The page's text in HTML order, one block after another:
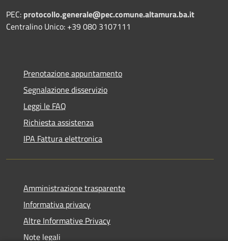
PEC: protocollo.generale@pec.comune.altamura.ba.it
Centralino Unico: +39 080 3107111
Prenotazione appuntamento
Segnalazione disservizio
Leggi le FAQ
Richiesta assistenza
IPA Fattura elettronica
Amministrazione trasparente
Informativa privacy
Altre Informative Privacy
Note legali